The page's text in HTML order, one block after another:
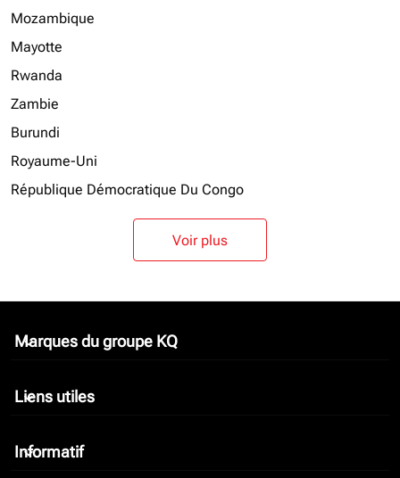
Mozambique
Mayotte
Rwanda
Zambie
Burundi
Royaume-Uni
République Démocratique Du Congo
Voir plus
Marques du groupe KQ
keyboard_arrow_down
Liens utiles
keyboard_arrow_down
Informatif
keyboard_arrow_down